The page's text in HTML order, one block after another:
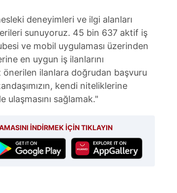
deneyimleri ve ilgi alanları
sunuyoruz. 45 bin 637 aktif iş
ve mobil uygulaması üzerinden
en uygun iş ilanlarını
önerilen ilanlara doğrudan başvuru
kendi niteliklerine
ulaşmasını sağlamak."
İNDİRMEK İÇİN TIKLAYIN